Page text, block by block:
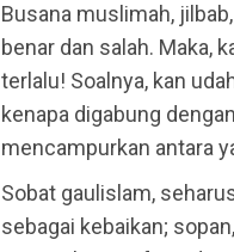
Busana muslimah,
benar dan salah. Maka,
terlalu! Soalnya, kan
kenapa digabung
mencampurkan antara
Sobat gaulislam,
sebagai kebaikan;